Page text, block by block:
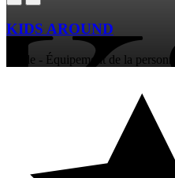
KIDS AROUND
Mode - Équipement de la personne